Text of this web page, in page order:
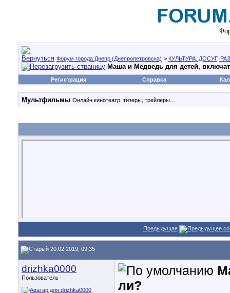
Форум города Днепр (Днепропетровска) > КУЛЬТУРА, ДОСУГ,
Маша и Медведь для детей,
Регистрация Справка
Мультфильмы Онлайн кинотеатр, тизеры, трейлеры...
Предыдущая
20.02.2019, 09:35
drizhka0000
Пользователь
ли?